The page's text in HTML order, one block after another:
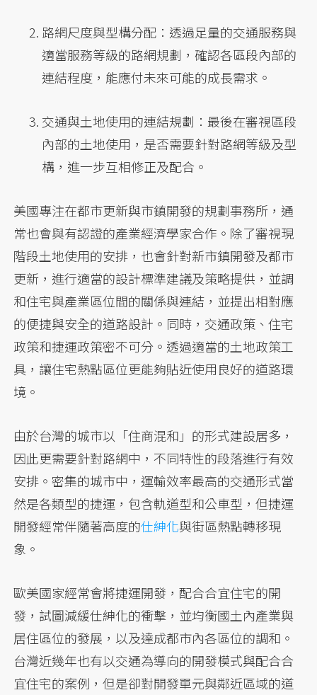
路網尺度與型構分配：透過足量的交通服務與
適當服務等級的路網規劃，確認各區段內部的
連結程度，能應付未來可能的成長需求。
交通與土地使用的連結規劃：最後在審視區段
內部的土地使用，是否需要針對路網等級及型
構，進一步互相修正及配合。
美國專注在都市更新與市鎮開發的規劃事務所，通
常也會與有認證的產業經濟學家合作。除了審視現
階段土地使用的安排，也會針對新市鎮開發及都市
更新，進行適當的設計標準建議及策略提供，並調
和住宅與產業區位間的關係與連結，並提出相對應
的便捷與安全的道路設計。同時，交通政策、住宅
政策和捷運政策密不可分。透過適當的土地政策工
具，讓住宅熱點區位更能夠貼近使用良好的道路環
境。
由於台灣的城市以「住商混和」的形式建設居多，
因此更需要針對路網中，不同特性的段落進行有效
安排。密集的城市中，運輸效率最高的交通形式當
然是各類型的捷運，包含軌道型和公車型，但捷運
開發經常伴隨著高度的仕紳化與街區熱點轉移現
象。
歐美國家經常會將捷運開發，配合合宜住宅的開
發，試圖減緩仕紳化的衝擊，並均衡國土內產業與
居住區位的發展，以及達成都市內各區位的調和。
台灣近幾年也有以交通為導向的開發模式與配合合
宜住宅的案例，但是卻對開發單元與鄰近區域的道